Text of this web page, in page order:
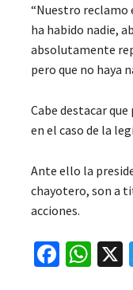
“Nuestro reclamo
ha habido nadie,
absolutamente
pero que no haya
Cabe destacar
en el caso de la
Ante ello la
chayotero, son a
acciones.
Fa W